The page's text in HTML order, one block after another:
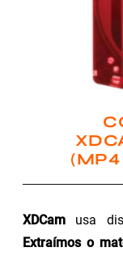
(MP4
XDCam usa
Extraímos o